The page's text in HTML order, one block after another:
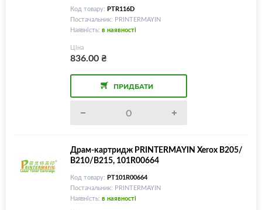
Код товару: PTR116D
Постачальник: PRINTERMAYIN
Наявність: в наявності
Ціна
836.00₴
ПРИДБАТИ
Драм-картридж PRINTERMAYIN Xerox B205/
B210/B215, 101R00664
Код товару: PT101R00664
Постачальник: PRINTERMAYIN
Наявність: в наявності